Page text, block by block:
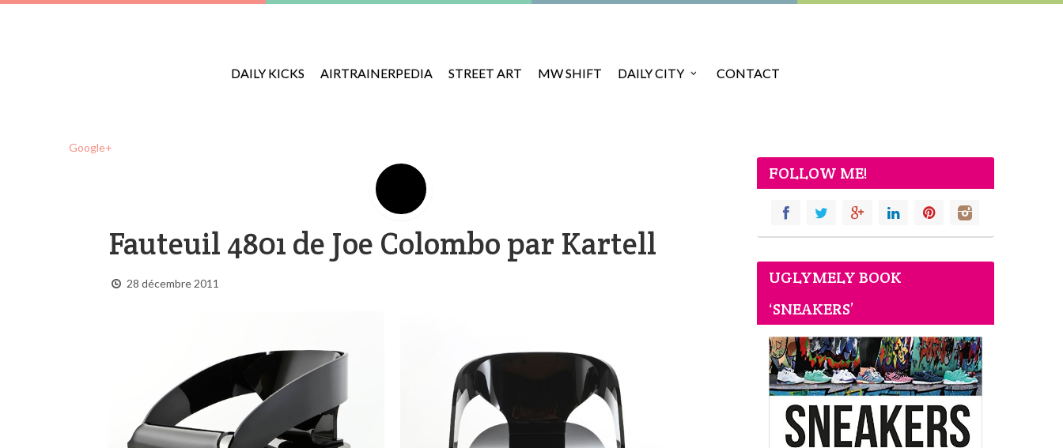
DAILY KICKS AIRTRAINERPEDIA STREET ART MW SHIFT DAILY CITY CONTACT
Google+
Fauteuil 4801 de Joe Colombo par Kartell
28 décembre 2011
FOLLOW ME!
UGLYMELY BOOK
‘SNEAKERS’